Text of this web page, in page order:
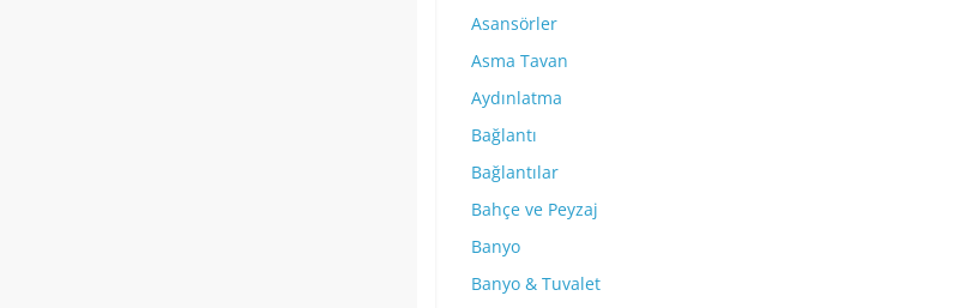
Asansörler
Asma Tavan
Aydınlatma
Bağlantı
Bağlantılar
Bahçe ve Peyzaj
Banyo
Banyo & Tuvalet